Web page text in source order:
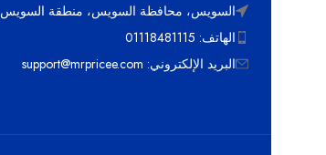
السويس، محافظة السويس، منطقة السويس
الهاتف: 01118481115
البريد الإلكتروني: support@mrpricee.com